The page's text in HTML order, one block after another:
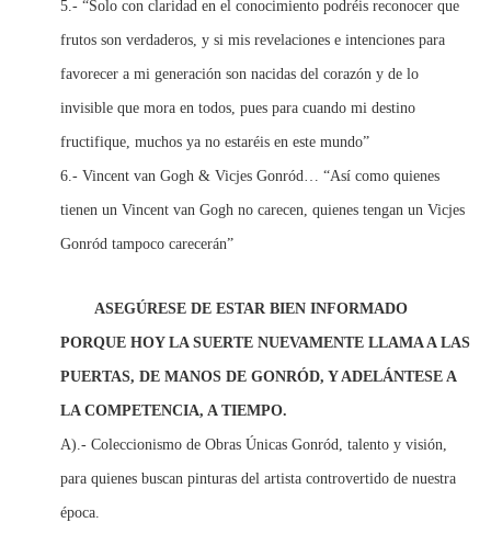
5.- “Solo con claridad en el conocimiento podréis reconocer que
frutos son verdaderos, y si mis revelaciones e intenciones para
favorecer a mi generación son nacidas del corazón y de lo
invisible que mora en todos, pues para cuando mi destino
fructifique, muchos ya no estaréis en este mundo”
6.- Vincent van Gogh & Vicjes Gonród… “Así como quienes
tienen un Vincent van Gogh no carecen, quienes tengan un Vicjes
Gonród tampoco carecerán”
ASEGÚRESE DE ESTAR BIEN INFORMADO
PORQUE HOY LA SUERTE NUEVAMENTE LLAMA A LAS
PUERTAS, DE MANOS DE GONRÓD, Y ADELÁNTESE A
LA COMPETENCIA, A TIEMPO.
A).- Coleccionismo de Obras Únicas Gonród, talento y visión,
para quienes buscan pinturas del artista controvertido de nuestra
época.